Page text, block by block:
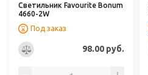
Светильник Favourite Bonum
4660-2W
Под заказ
98.00 руб.